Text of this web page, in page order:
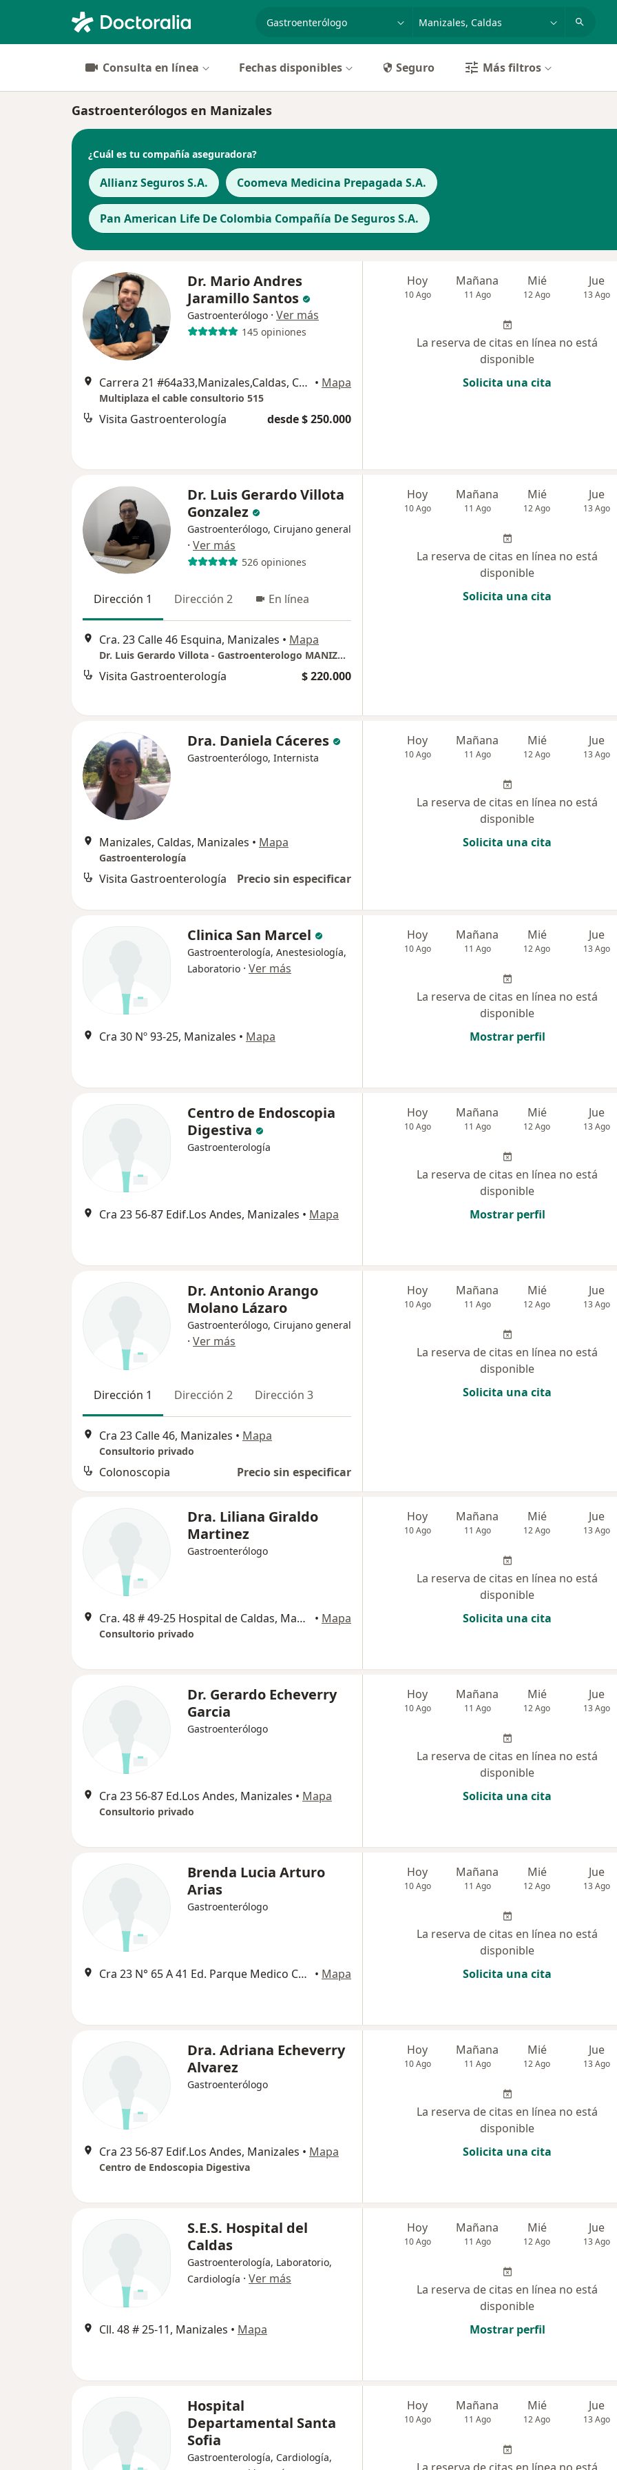
especialidad, enfermedad o nombre
Consulta en línea Fechas disponibles Seguro Más filtros
Gastroenterólogos en Manizales
¿Cuál es tu compañía aseguradora?
Allianz Seguros S.A. Coomeva Medicina Prepagada S.A.
Pan American Life De Colombia Compañía De Seguros S.A.
Dr. Mario Andres
Jaramillo Santos
Gastroenterólogo · Ver más
145 opiniones
Carrera 21 #64a33,Manizales,Caldas, Colombia, Manizales • Mapa
Multiplaza el cable consultorio 515
Visita Gastroenterología desde $ 250.000
Hoy
10 Ago
Mañana
11 Ago
Mié
12 Ago
Jue
13 Ago
La reserva de citas en línea no está
disponible
Solicita una cita
Dr. Luis Gerardo Villota
Gonzalez
Gastroenterólogo, Cirujano general
· Ver más
526 opiniones
Dirección 1 Dirección 2 En línea
Cra. 23 Calle 46 Esquina, Manizales • Mapa
Dr. Luis Gerardo Villota - Gastroenterologo MANIZALES
Visita Gastroenterología $ 220.000
Hoy
10 Ago
Mañana
11 Ago
Mié
12 Ago
Jue
13 Ago
La reserva de citas en línea no está
disponible
Solicita una cita
Dra. Daniela Cáceres
Gastroenterólogo, Internista
Manizales, Caldas, Manizales • Mapa
Gastroenterología
Visita Gastroenterología Precio sin especificar
Hoy
10 Ago
Mañana
11 Ago
Mié
12 Ago
Jue
13 Ago
La reserva de citas en línea no está
disponible
Solicita una cita
Clinica San Marcel
Gastroenterología, Anestesiología,
Laboratorio · Ver más
Cra 30 Nº 93-25, Manizales • Mapa
Hoy
10 Ago
Mañana
11 Ago
Mié
12 Ago
Jue
13 Ago
La reserva de citas en línea no está
disponible
Mostrar perfil
Centro de Endoscopia
Digestiva
Gastroenterología
Cra 23 56-87 Edif.Los Andes, Manizales • Mapa
Hoy
10 Ago
Mañana
11 Ago
Mié
12 Ago
Jue
13 Ago
La reserva de citas en línea no está
disponible
Mostrar perfil
Dr. Antonio Arango
Molano Lázaro
Gastroenterólogo, Cirujano general
· Ver más
Dirección 1 Dirección 2 Dirección 3
Cra 23 Calle 46, Manizales • Mapa
Consultorio privado
Colonoscopia Precio sin especificar
Hoy
10 Ago
Mañana
11 Ago
Mié
12 Ago
Jue
13 Ago
La reserva de citas en línea no está
disponible
Solicita una cita
Dra. Liliana Giraldo
Martinez
Gastroenterólogo
Cra. 48 # 49-25 Hospital de Caldas, Manizales • Mapa
Consultorio privado
Hoy
10 Ago
Mañana
11 Ago
Mié
12 Ago
Jue
13 Ago
La reserva de citas en línea no está
disponible
Solicita una cita
Dr. Gerardo Echeverry
Garcia
Gastroenterólogo
Cra 23 56-87 Ed.Los Andes, Manizales • Mapa
Consultorio privado
Hoy
10 Ago
Mañana
11 Ago
Mié
12 Ago
Jue
13 Ago
La reserva de citas en línea no está
disponible
Solicita una cita
Brenda Lucia Arturo
Arias
Gastroenterólogo
Cra 23 N° 65 A 41 Ed. Parque Medico Consultorio 405, Manizales • Mapa
Hoy
10 Ago
Mañana
11 Ago
Mié
12 Ago
Jue
13 Ago
La reserva de citas en línea no está
disponible
Solicita una cita
Dra. Adriana Echeverry
Alvarez
Gastroenterólogo
Cra 23 56-87 Edif.Los Andes, Manizales • Mapa
Centro de Endoscopia Digestiva
Hoy
10 Ago
Mañana
11 Ago
Mié
12 Ago
Jue
13 Ago
La reserva de citas en línea no está
disponible
Solicita una cita
S.E.S. Hospital del
Caldas
Gastroenterología, Laboratorio,
Cardiología · Ver más
Cll. 48 # 25-11, Manizales • Mapa
Hoy
10 Ago
Mañana
11 Ago
Mié
12 Ago
Jue
13 Ago
La reserva de citas en línea no está
disponible
Mostrar perfil
Hospital
Departamental Santa
Sofia
Gastroenterología, Cardiología,
Hoy
10 Ago
Mañana
11 Ago
Mié
12 Ago
Jue
13 Ago